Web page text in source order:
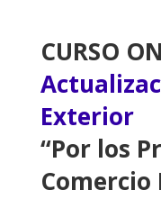
CURSO
Exterior
“Por los
Comercio